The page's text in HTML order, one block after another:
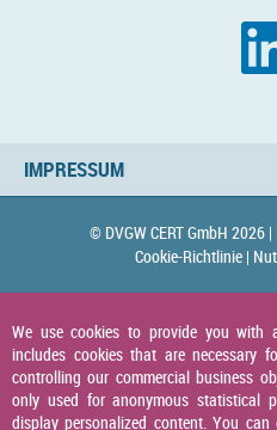
IMPRESSUM
© DVGW CERT GmbH 2026 |
Cookie-Richtlinie |
We use cookies to provide you with
includes cookies that are
controlling our commercial business
only used for anonymous statistical
display personalized content. You